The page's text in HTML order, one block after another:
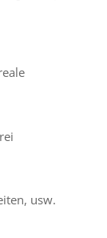
usw.